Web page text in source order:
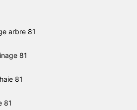
arbre 81
81
81
81